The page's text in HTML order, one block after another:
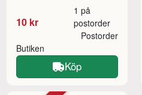
10 kr
1 på
postorder
Butiken
Postorder
Köp